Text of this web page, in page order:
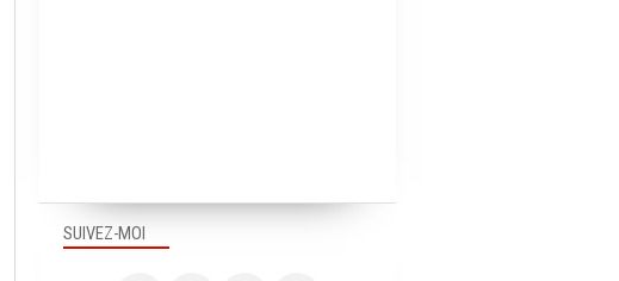
SUIVEZ-MOI